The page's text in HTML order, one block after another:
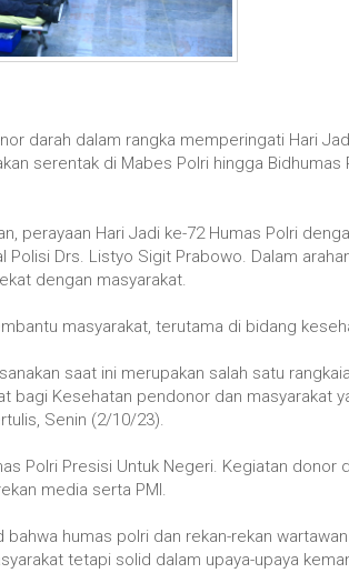
darah dalam rangka memperingati Hari
serentak di Mabes Polri hingga Bidhumas
perayaan Hari Jadi ke-72 Humas Polri
Drs. Listyo Sigit Prabowo. Dalam
dengan masyarakat.
masyarakat, terutama di bidang
saat ini merupakan salah satu
bagi Kesehatan pendonor dan masyarakat
Senin (2/10/23).
Polri Presisi Untuk Negeri. Kegiatan donor
media serta PMI.
humas polri dan rekan-rekan
tetapi solid dalam upaya-upaya